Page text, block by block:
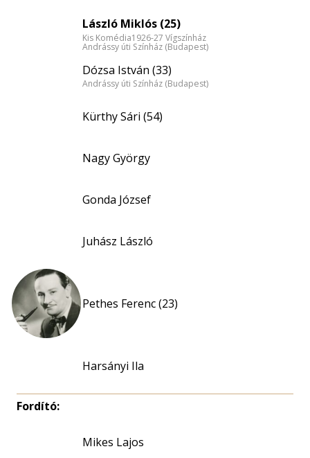
László Miklós (25)
Kis Komédia1926-27 Vígszínház
Andrássy úti Színház (Budapest)
Dózsa István (33)
Andrássy úti Színház (Budapest)
Kürthy Sári (54)
Nagy György
Gonda József
Juhász László
Pethes Ferenc (23)
Harsányi Ila
Fordító:
Mikes Lajos